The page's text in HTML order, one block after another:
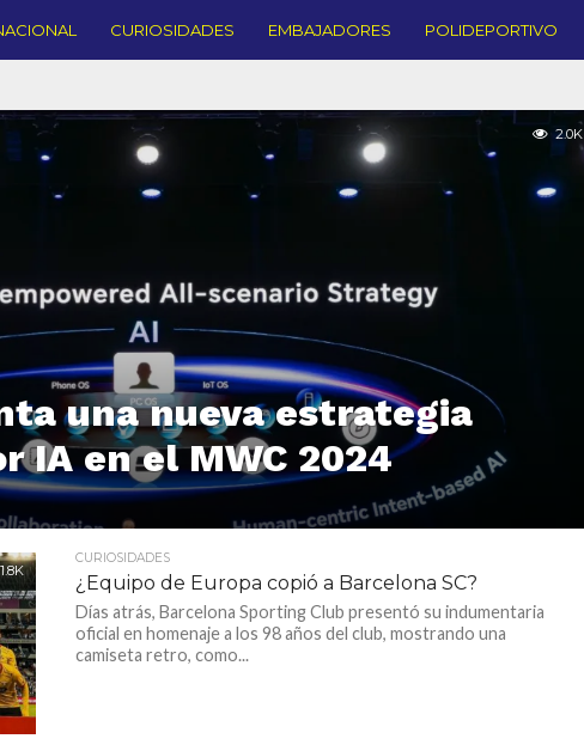
CURIOSIDADES EMBAJADORES POLIDEPORTIVO
una nueva estrategia
IA en el MWC 2024
2.0K
1.8K
CURIOSIDADES
¿Equipo de Europa copió a Barcelona SC?
Días atrás, Barcelona Sporting Club presentó su indumentaria
oficial en homenaje a los 98 años del club, mostrando una
camiseta retro, como...